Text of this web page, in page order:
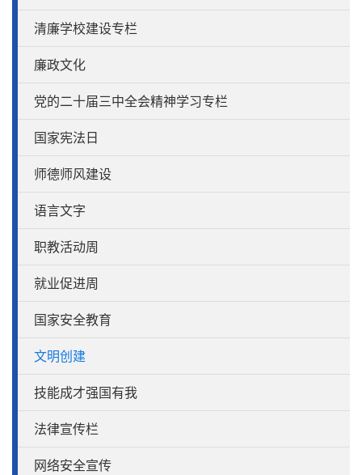
清廉学校建设专栏
廉政文化
党的二十届三中全会精神学习专栏
国家宪法日
师德师风建设
语言文字
职教活动周
就业促进周
国家安全教育
文明创建
技能成才强国有我
法律宣传栏
网络安全宣传